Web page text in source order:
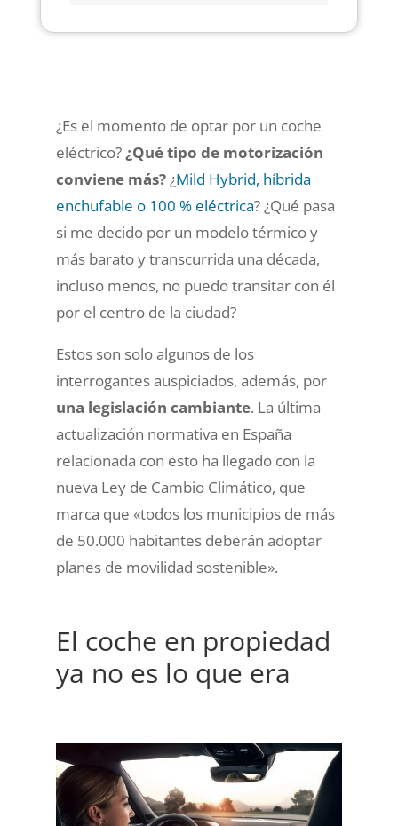
¿Es el momento de optar por un coche
eléctrico?¿Qué tipo de motorización
conviene más?¿Mild Hybrid, híbrida
enchufable o 100 % eléctrica? ¿Qué pasa
si me decido por un modelo térmico y
más barato y transcurrida una década,
incluso menos, no puedo transitar con él
por el centro de la ciudad?
Estos son solo algunos de los
interrogantes auspiciados, además, por
una legislación cambiante. La última
actualización normativa en España
relacionada con esto ha llegado con la
nueva Ley de Cambio Climático, que
marca que «todos los municipios de más
de 50.000 habitantes deberán adoptar
planes de movilidad sostenible».
El coche en propiedad
ya no es lo que era